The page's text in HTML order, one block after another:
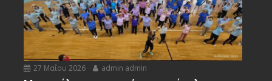
27 Μαΐου 2026 admin admin